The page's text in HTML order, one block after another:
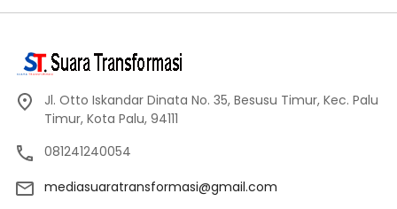
Jl. Otto Iskandar Dinata No. 35, Besusu Timur, Kec. Palu
Timur, Kota Palu, 94111
081241240054
mediasuaratransformasi@gmail.com